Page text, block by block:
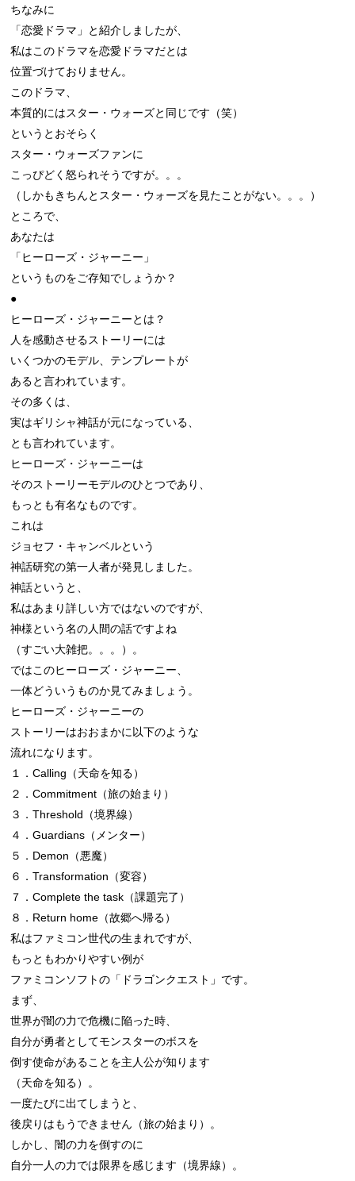
ちなみに
「恋愛ドラマ」と紹介しましたが、
私はこのドラマを恋愛ドラマだとは
位置づけておりません。
このドラマ、
本質的にはスター・ウォーズと同じです（笑）
というとおそらく
スター・ウォーズファンに
こっぴどく怒られそうですが。。。
（しかもきちんとスター・ウォーズを見たことがない。。。）
ところで、
あなたは
「ヒーローズ・ジャーニー」
というものをご存知でしょうか？
●
ヒーローズ・ジャーニーとは？
人を感動させるストーリーには
いくつかのモデル、テンプレートが
あると言われています。
その多くは、
実はギリシャ神話が元になっている、
とも言われています。
ヒーローズ・ジャーニーは
そのストーリーモデルのひとつであり、
もっとも有名なものです。
これは
ジョセフ・キャンベルという
神話研究の第一人者が発見しました。
神話というと、
私はあまり詳しい方ではないのですが、
神様という名の人間の話ですよね
（すごい大雑把。。。）。
ではこのヒーローズ・ジャーニー、
一体どういうものか見てみましょう。
ヒーローズ・ジャーニーの
ストーリーはおおまかに以下のような
流れになります。
１．Calling（天命を知る）
２．Commitment（旅の始まり）
３．Threshold（境界線）
４．Guardians（メンター）
５．Demon（悪魔）
６．Transformation（変容）
７．Complete the task（課題完了）
８．Return home（故郷へ帰る）
私はファミコン世代の生まれですが、
もっともわかりやすい例が
ファミコンソフトの「ドラゴンクエスト」です。
まず、
世界が闇の力で危機に陥った時、
自分が勇者としてモンスターのボスを
倒す使命があることを主人公が知ります
（天命を知る）。
一度たびに出てしまうと、
後戻りはもうできません（旅の始まり）。
しかし、闇の力を倒すのに
自分一人の力では限界を感じます（境界線）。